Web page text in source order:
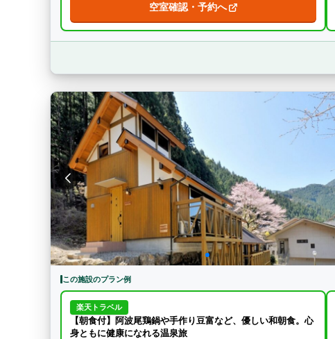
空室確認・予約へ
この施設のプラン例
楽天トラベル
【朝食付】阿波尾鶏鍋や手作り豆富など、優しい和朝食。心
身ともに健康になれる温泉旅